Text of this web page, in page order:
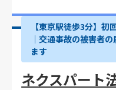
【東京駅徒歩3分】
｜交通事故の被害者
ます
ネクスパート